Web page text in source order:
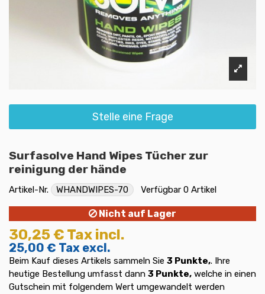
Stelle eine Frage
Surfasolve Hand Wipes Tücher zur
reinigung der hände
Artikel-Nr. WHANDWIPES-70 Verfügbar 0 Artikel
Nicht auf Lager
30,25 € Tax incl.
25,00 € Tax excl.
Beim Kauf dieses Artikels sammeln Sie 3 Punkte,. Ihre
heutige Bestellung umfasst dann 3 Punkte, welche in einen
Gutschein mit folgendem Wert umgewandelt werden